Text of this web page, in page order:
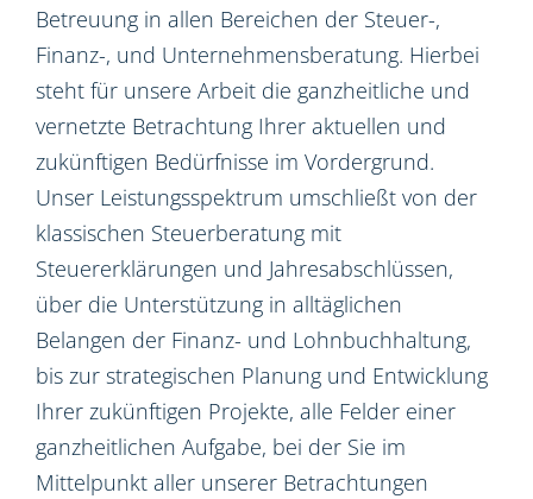
Betreuung in allen Bereichen der Steuer-,
Finanz-, und Unternehmensberatung. Hierbei
steht für unsere Arbeit die ganzheitliche und
vernetzte Betrachtung Ihrer aktuellen und
zukünftigen Bedürfnisse im Vordergrund.
Unser Leistungsspektrum umschließt von der
klassischen Steuerberatung mit
Steuererklärungen und Jahresabschlüssen,
über die Unterstützung in alltäglichen
Belangen der Finanz- und Lohnbuchhaltung,
bis zur strategischen Planung und Entwicklung
Ihrer zukünftigen Projekte, alle Felder einer
ganzheitlichen Aufgabe, bei der Sie im
Mittelpunkt aller unserer Betrachtungen